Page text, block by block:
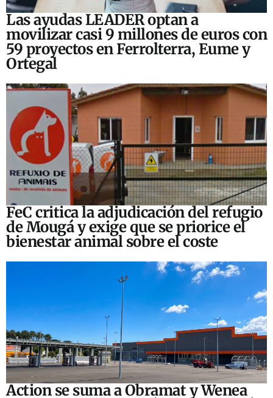
Las ayudas LEADER optan a
movilizar casi 9 millones de euros con
59 proyectos en Ferrolterra, Eume y
Ortegal
FeC critica la adjudicación del refugio
de Mougá y exige que se priorice el
bienestar animal sobre el coste
Action se suma a Obramat y Wenea